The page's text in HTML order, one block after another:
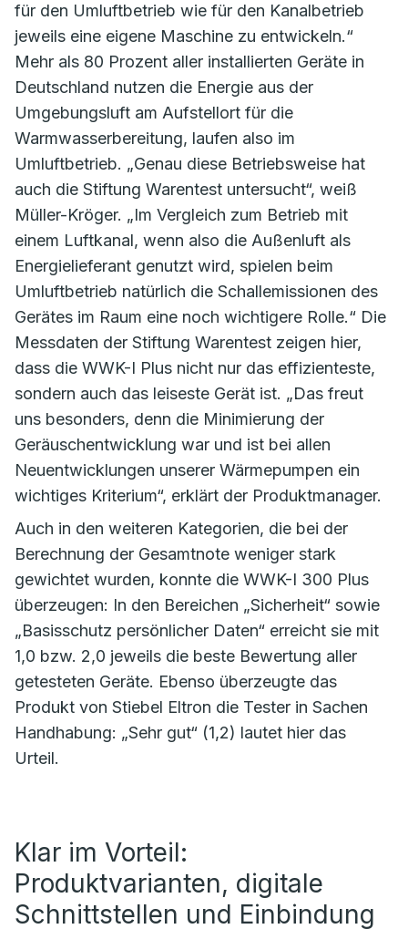
für den Umluftbetrieb wie für den Kanalbetrieb
jeweils eine eigene Maschine zu entwickeln.“
Mehr als 80 Prozent aller installierten Geräte in
Deutschland nutzen die Energie aus der
Umgebungsluft am Aufstellort für die
Warmwasserbereitung, laufen also im
Umluftbetrieb. „Genau diese Betriebsweise hat
auch die Stiftung Warentest untersucht“, weiß
Müller-Kröger. „Im Vergleich zum Betrieb mit
einem Luftkanal, wenn also die Außenluft als
Energielieferant genutzt wird, spielen beim
Umluftbetrieb natürlich die Schallemissionen des
Gerätes im Raum eine noch wichtigere Rolle.“ Die
Messdaten der Stiftung Warentest zeigen hier,
dass die WWK-I Plus nicht nur das effizienteste,
sondern auch das leiseste Gerät ist. „Das freut
uns besonders, denn die Minimierung der
Geräuschentwicklung war und ist bei allen
Neuentwicklungen unserer Wärmepumpen ein
wichtiges Kriterium“, erklärt der Produktmanager.
Auch in den weiteren Kategorien, die bei der
Berechnung der Gesamtnote weniger stark
gewichtet wurden, konnte die WWK-I 300 Plus
überzeugen: In den Bereichen „Sicherheit“ sowie
„Basisschutz persönlicher Daten“ erreicht sie mit
1,0 bzw. 2,0 jeweils die beste Bewertung aller
getesteten Geräte. Ebenso überzeugte das
Produkt von Stiebel Eltron die Tester in Sachen
Handhabung: „Sehr gut“ (1,2) lautet hier das
Urteil.
Klar im Vorteil:
Produktvarianten, digitale
Schnittstellen und Einbindung